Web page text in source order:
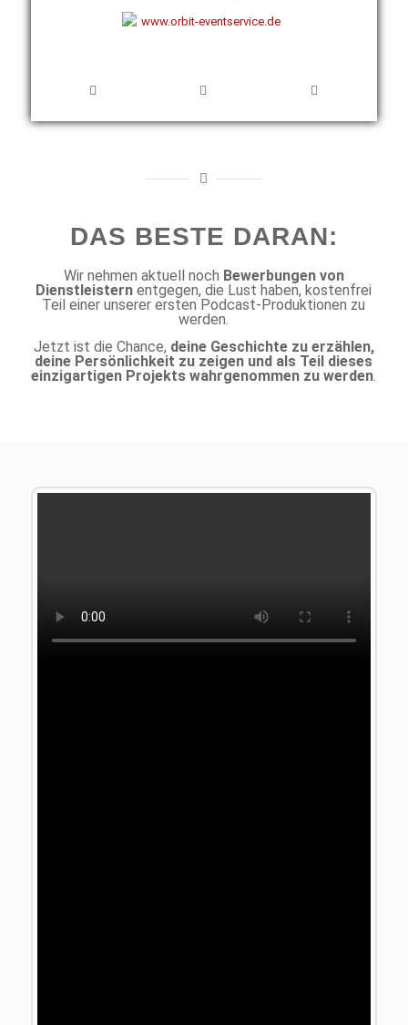
DAS BESTE DARAN:
Wir nehmen aktuell noch Bewerbungen von
Dienstleistern entgegen, die Lust haben, kostenfrei
Teil einer unserer ersten Podcast-Produktionen zu
werden.
Jetzt ist die Chance, deine Geschichte zu erzählen,
deine Persönlichkeit zu zeigen und als Teil dieses
einzigartigen Projekts wahrgenommen zu werden